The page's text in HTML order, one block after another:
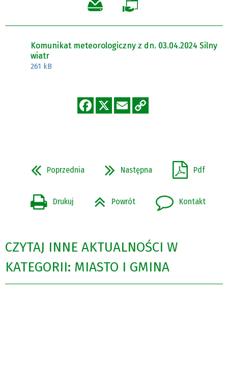
Komunikat meteorologiczny z dn. 03.04.2024 Silny
wiatr
261 kB
Poprzednia Następna Pdf
Drukuj Powrót Kontakt
CZYTAJ INNE AKTUALNOŚCI W
KATEGORII: MIASTO I GMINA